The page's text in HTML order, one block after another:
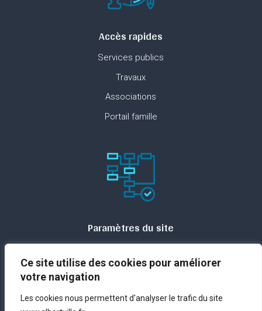
Ce site utilise des cookies pour améliorer
votre navigation
Les cookies nous permettent d'analyser le trafic du site
Accès rapides
Services publics
Travaux
Associations
Portail famille
Paramètres du site
Contact